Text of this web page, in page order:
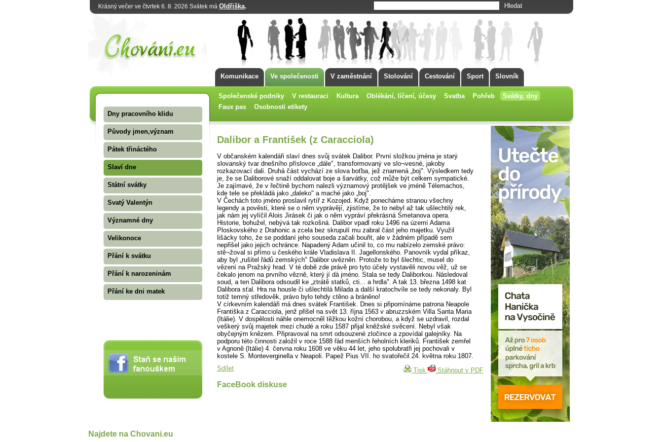
Krásný večer ve čtvrtek 6. 8. 2026 Svátek má Oldřiška.
Komunikace Ve společenosti V zaměstnání Stolování Cestování Sport Slovník
Společenské podniky V restauraci Kultura Oblékání, líčení, účesy Svatba Pohřeb
Svátky, dny
Faux pas
Osobnosti etikety
Dny pracovního klidu
Původy jmen,význam
Pátek třináctého
Slaví dne
Státní svátky
Svatý Valentýn
Významné dny
Velikonoce
Přání k svátku
Přání k narozeninám
Přání ke dni matek
Dalibor a František (z Caracciola)
V občanském kalendáři slaví dnes svůj svátek Dalibor. První složkou jména je starý
slovanský tvar dnešního příslovce „dále", transformovaný ve slo¬vesné, jakoby
rozkazovací dali. Druhá část vychází ze slova boťba, jež znamená „boj". Výsledkem tedy
je, že se Daliborové snaží oddalovat boje a šarvátky, což může být celkem sympatické.
Je zajímavé, že v řečtině bychom nalezli významový protějšek ve jméně Télemachos,
kde tele se překládá jako „daleko" a maché jako „boj".
V Čechách toto jméno proslavil rytíř z Kozojed. Když ponecháme stranou všechny
legendy a pověsti, které se o něm vyprávějí, zjistíme, že to nebyl až tak ušlechtilý rek,
jak nám jej vylíčil Alois Jirásek či jak o něm vypráví překrásná Smetanova opera.
Historie, bohužel, nebývá tak rozkošná. Dalibor vpadl roku 1496 na území Adama
Ploskovského z Drahonic a zcela bez skrupulí mu zabral část jeho majetku. Využil
lišácky toho, že se poddaní jeho souseda začali bouřit, ale v žádném případě sem
nepřišel jako jejich ochránce. Napadený Adam učinil to, co mu nabízelo zemské právo:
stě¬žoval si přímo u českého krále Vladislava II. Jagellonského. Panovník vydal příkaz,
aby byl „rušitel řádů zemských" Dalibor uvězněn. Protože to byl šlechtic, musel do
vězení na Pražský hrad. V té době zde právě pro tyto účely vystavěli novou věž, už se
čekalo jenom na prvního vězně, který jí dá jméno. Stala se tedy Daliborkou. Následoval
soud, a ten Dalibora odsoudil ke „ztrátě statků, cti... a hrdla". A tak 13. března 1498 kat
Dalibora sťal. Hra na housle či ušlechtilá Milada a další kratochvíle se tedy nekonaly. Byl
totiž temný středověk, právo bylo tehdy ctěno a bráněno!
V církevním kalendáři má dnes svátek František. Dnes si připomínáme patrona Neapole
Františka z Caracciola, jenž přišel na svět 13. října 1563 v abruzzském Villa Santa Maria
(Itálie). V dospělosti náhle onemocněl těžkou kožní chorobou, a když se uzdravil, rozdal
veškerý svůj majetek mezi chudé a roku 1587 přijal kněžské svěcení. Nebyl však
obyčejným knězem. Připravoval na smrt odsouzené zločince a zpovídal galejníky. Na
podporu této činnosti založil v roce 1588 řád menších řeholních kleriků. František zemřel
v Agnoně (Itálie) 4. června roku 1608 ve věku 44 let, jeho spolubratři jej pochovali v
kostele S. Monteverginella v Neapoli. Papež Pius VII. ho svatořečil 24. května roku 1807.
Sdílet
Tisk Stáhnout v PDF
FaceBook diskuse
Najdete na Chovani.eu